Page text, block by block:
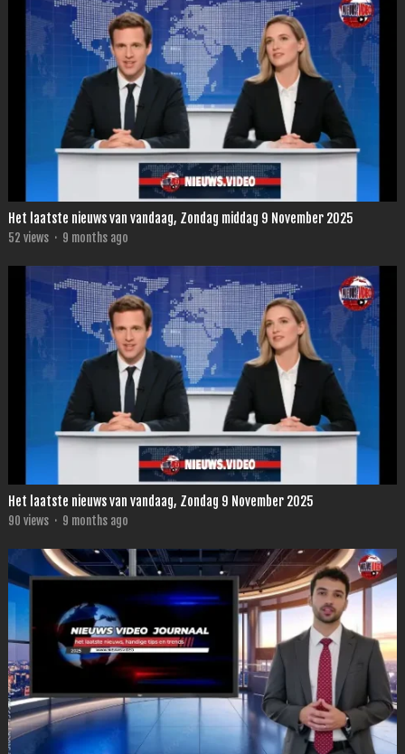
Het laatste nieuws van vandaag, Zondag middag 9 November 2025
52 views · 9 months ago
Het laatste nieuws van vandaag, Zondag 9 November 2025
90 views · 9 months ago